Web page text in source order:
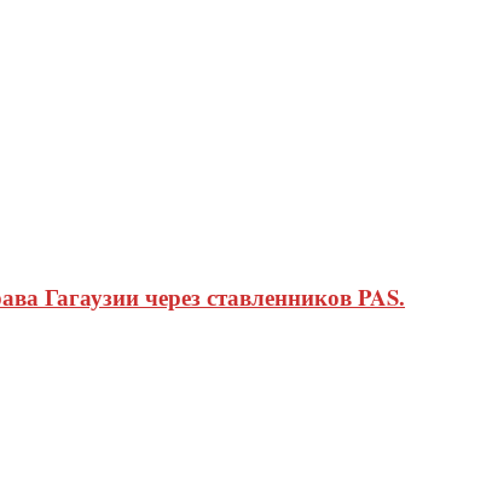
Гагаузии через ставленников PAS.